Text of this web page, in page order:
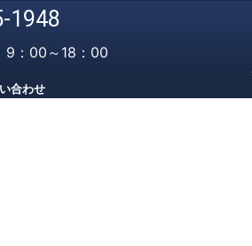
1948
9：00～18：00
合わせ